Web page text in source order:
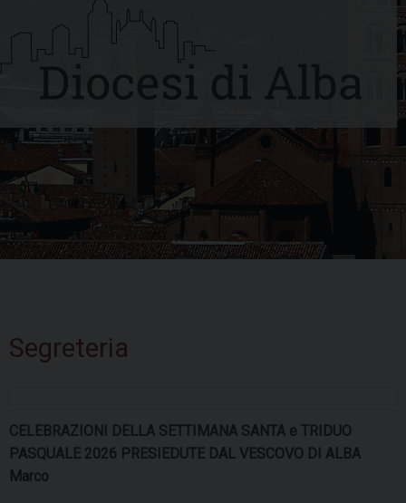
content
Segreteria
CELEBRAZIONI DELLA SETTIMANA SANTA e TRIDUO
PASQUALE 2026 PRESIEDUTE DAL VESCOVO DI ALBA
Marco